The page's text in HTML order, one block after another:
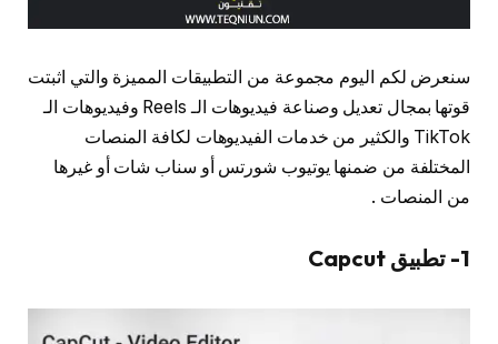
سنعرض لكم اليوم مجموعة من التطبيقات المميزة والتي اثبتت
قوتها بمجال تعديل وصناعة فيديوهات الـ Reels وفيديوهات الـ
TikTok والكثير من خدمات الفيديوهات لكافة المنصات
المختلفة من ضمنها يوتيوب شورتس أو سناب شات أو غيرها
من المنصات .
1- تطبيق Capcut